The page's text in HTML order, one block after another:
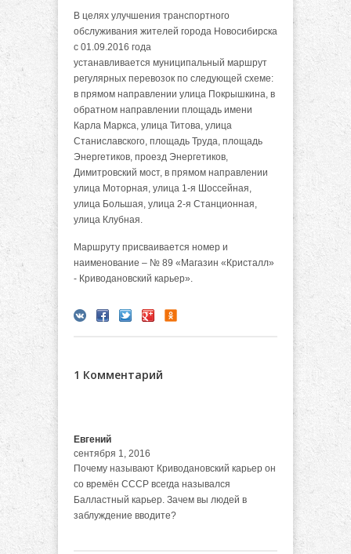
В целях улучшения транспортного
обслуживания жителей города Новосибирска
с 01.09.2016 года
устанавливается муниципальный маршрут
регулярных перевозок по следующей схеме:
в прямом направлении улица Покрышкина, в
обратном направлении площадь имени
Карла Маркса, улица Титова, улица
Станиславского, площадь Труда, площадь
Энергетиков, проезд Энергетиков,
Димитровский мост, в прямом направлении
улица Моторная, улица 1-я Шоссейная,
улица Большая, улица 2-я Станционная,
улица Клубная.
Маршруту присваивается номер и
наименование – № 89 «Магазин «Кристалл»
- Криводановский карьер».
1 Комментарий
Евгений
сентября 1, 2016
Почему называют Криводановский карьер он
со времён СССР всегда назывался
Балластный карьер. Зачем вы людей в
заблуждение вводите?